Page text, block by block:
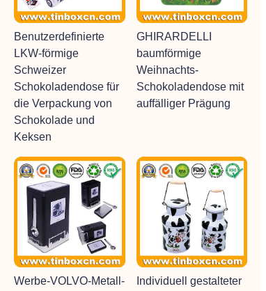
Benutzerdefinierte
LKW-förmige
Schweizer
Schokoladendose für
die Verpackung von
Schokolade und
Keksen
GHIRARDELLI
baumförmige
Weihnachts-
Schokoladendose mit
auffälliger Prägung
Werbe-VOLVO-Metall-
Individuell gestalteter